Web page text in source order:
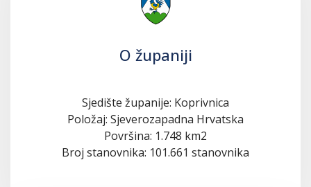
O županiji
Sjedište županije: Koprivnica
Položaj: Sjeverozapadna Hrvatska
Površina: 1.748 km2
Broj stanovnika: 101.661 stanovnika